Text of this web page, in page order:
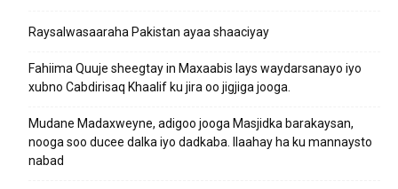
Raysalwasaaraha Pakistan ayaa shaaciyay
Fahiima Quuje sheegtay in Maxaabis lays waydarsanayo iyo
xubno Cabdirisaq Khaalif ku jira oo jigjiga jooga.
Mudane Madaxweyne, adigoo jooga Masjidka barakaysan,
nooga soo ducee dalka iyo dadkaba. Ilaahay ha ku mannaysto
nabad